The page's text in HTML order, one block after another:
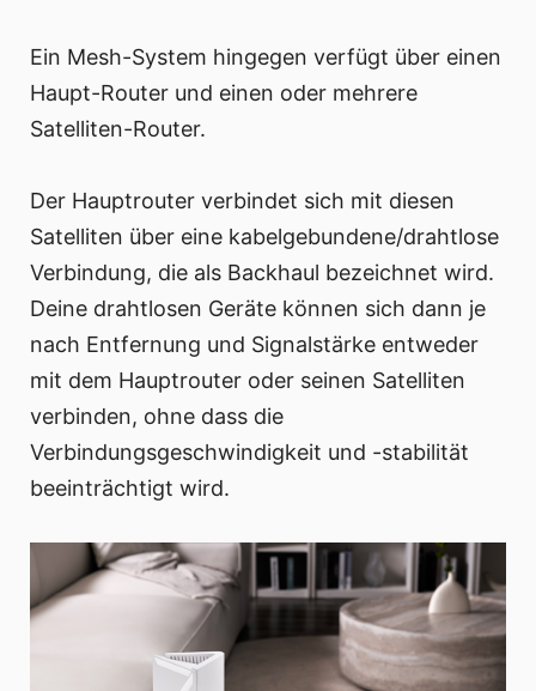
Ein Mesh-System hingegen verfügt über einen
Haupt-Router und einen oder mehrere
Satelliten-Router.
Der Hauptrouter verbindet sich mit diesen
Satelliten über eine kabelgebundene/drahtlose
Verbindung, die als Backhaul bezeichnet wird.
Deine drahtlosen Geräte können sich dann je
nach Entfernung und Signalstärke entweder
mit dem Hauptrouter oder seinen Satelliten
verbinden, ohne dass die
Verbindungsgeschwindigkeit und -stabilität
beeinträchtigt wird.